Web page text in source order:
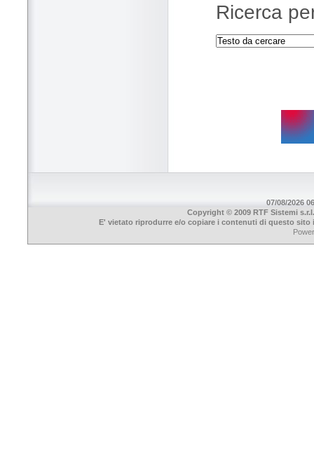
Ricerca
07/08/2026
Copyright © 2009 RTF Sistemi
E' vietato riprodurre e/o copiare i contenuti di questo